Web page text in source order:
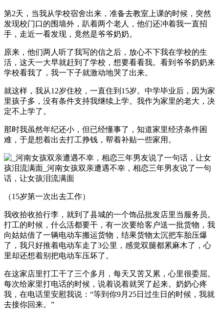
第2天，当我从学校宿舍出来，准备去教室上课的时候，突然
发现校门口的围墙外，趴着两个老人，他们还冲着我一直招
手，走近一看发现，竟然是爷爷奶奶。
原来，他们两人听了我写的信之后，放心不下我在学校的生
活，这天一大早就赶到了学校，想要看看我。看到爷爷奶奶来
学校看我了，我一下子就激动地哭了出来。
就这样，我从12岁住校，一直住到15岁。中学毕业后，因为家
里孩子多，没有条件支持我继续上学。我作为家里的老大，决
定不上学了。
那时我虽然年纪还小，但已经懂事了，知道家里经济条件困
难，于是想着出去打工挣钱，帮着补贴一些家用。
（15岁第一次出去工作）
我收拾收拾行李，就到了县城的一个饰品批发店里当服务员。
打工的时候，什么活都要干，有一次要给客户送一批货物，我
向姑姑借了一辆电动车搬运货物，结果货物太沉把车胎压爆
了，我只好推着电动车走了3公里，感觉双腿都累麻木了，心
里却还想着别把电动车压坏了。
在这家店里打工干了三个多月，每天又苦又累，心里很委屈。
每次给家里打电话的时候，说着说着就哭了起来。奶奶心疼
我，在电话里安慰我说：“等到你9月25日过生日的时候，我就
去接你回来。”